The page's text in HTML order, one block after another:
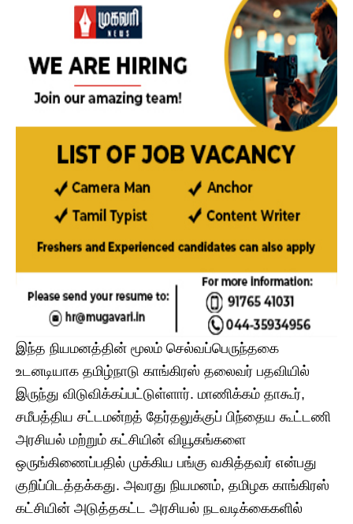
இந்த நியமனத்தின் மூலம் செல்வப்பெருந்தகை
உடனடியாக தமிழ்நாடு காங்கிரஸ் தலைவர் பதவியில்
இருந்து விடுவிக்கப்பட்டுள்ளார். மாணிக்கம் தாகூர்,
சமீபத்திய சட்டமன்றத் தேர்தலுக்குப் பிந்தைய கூட்டணி
அரசியல் மற்றும் கட்சியின் வியூகங்களை
ஒருங்கிணைப்பதில் முக்கிய பங்கு வகித்தவர் என்பது
குறிப்பிடத்தக்கது. அவரது நியமனம், தமிழக காங்கிரஸ்
கட்சியின் அடுத்தகட்ட அரசியல் நடவடிக்கைகளில்